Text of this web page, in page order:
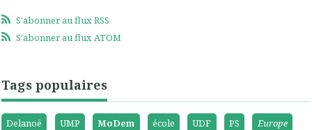
S'abonner au flux RSS
S'abonner au flux ATOM
Tags populaires
Delanoë UMP MoDem école UDF PS
Europe